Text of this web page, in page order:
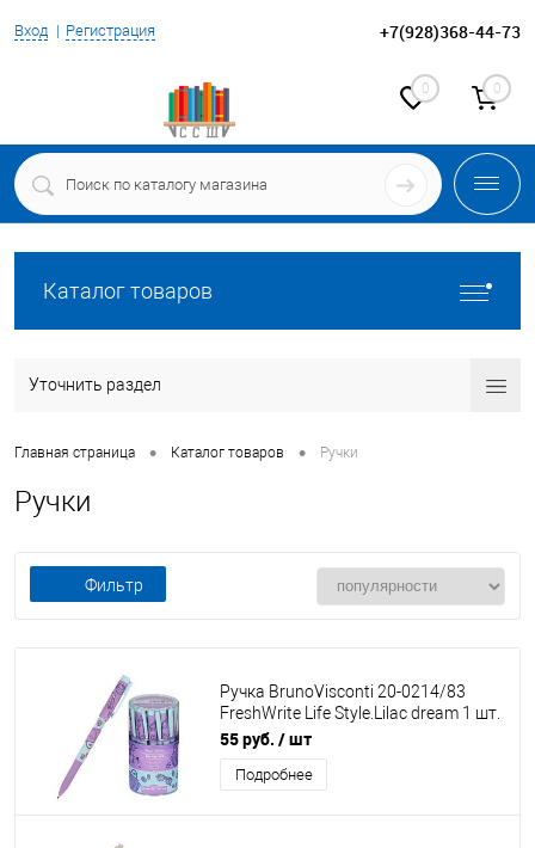
Вход Регистрация +7(928)368-44-73
0 0
Каталог товаров
Уточнить раздел
Главная страница • Каталог товаров • Ручки
Ручки
Фильтр
Ручка BrunoVisconti 20-0214/83
FreshWrite Life Style.Lilac dream 1 шт.
синяя
55 руб. / шт
Подробнее